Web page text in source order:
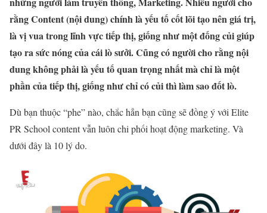
rằng Content (nội dung) chính là yếu tố cốt lõi tạo nên giá trị,
là vị vua trong lĩnh vực tiếp thị, giống như một đống củi giúp
tạo ra sức nóng của cái lò sưởi. Cũng có người cho rằng nội
dung không phải là yếu tố quan trọng nhất mà chỉ là một
phần của tiếp thị, giống như chỉ có củi thì làm sao đốt lò.
Dù bạn thuộc “phe” nào, chắc hẳn bạn cũng sẽ đồng ý với Elite
PR School content vẫn luôn chi phối hoạt động marketing. Và
dưới đây là 10 lý do.